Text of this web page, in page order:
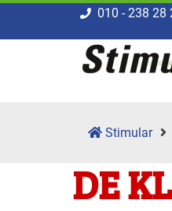
010 - 238 28
Stimular
DE